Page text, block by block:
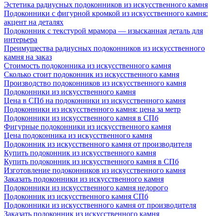
Эстетика радиусных подоконников из искусственного камня
Подоконники с фигурной кромкой из искусственного камня:
акцент на деталях
Подоконник с текстурой мрамора — изысканная деталь для
интерьера
Преимущества радиусных подоконников из искусственного
камня на заказ
Стоимость подоконника из искусственного камня
Сколько стоит подоконник из искусственного камня
Производство подоконников из искусственного камня
Подоконники из искусственного камня
Цена в СПб на подоконники из искусственного камня
Подоконники из искусственного камня: цена за метр
Подоконники из искусственного камня в СПб
Фигурные подоконники из искусственного камня
Цена подоконника из искусственного камня
Подоконник из искусственного камня от производителя
Купить подоконник из искусственного камня
Купить подоконник из искусственного камня в СПб
Изготовление подоконников из искусственного камня
Заказать подоконники из искусственного камня
Подоконники из искусственного камня недорого
Подоконник из искусственного камня СПб
Подоконники из искусственного камня от производителя
Заказать подоконник из искусственного камня